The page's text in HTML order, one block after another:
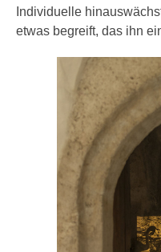
Individuelle
etwas begreift, das ihn